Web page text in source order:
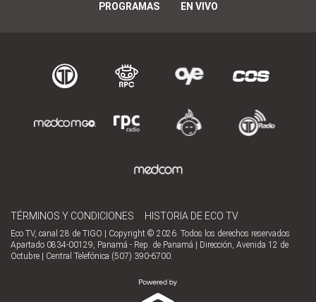
PROGRAMAS EN VIVO
TÉRMINOS Y CONDICIONES HISTORIA DE ECO TV
Eco TV, canal 28 de TIGO | Copyright © 2026. Todos los derechos reservados
Apartado 0834-00129, Panamá - Rep. de Panamá | Dirección, Avenida 12 de
Octubre | Central Telefónica (507) 390-6700.